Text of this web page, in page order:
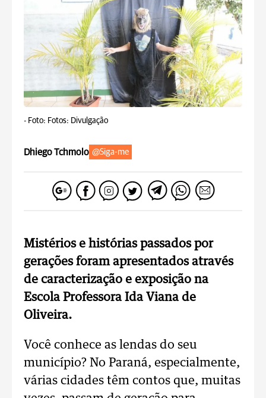
- Foto: Fotos: Divulgação
Dhiego Tchmolo @Siga-me
Mistérios e histórias passados por
gerações foram apresentados através
de caracterização e exposição na
Escola Professora Ida Viana de
Oliveira.
Você conhece as lendas do seu
município? No Paraná, especialmente,
várias cidades têm contos que, muitas